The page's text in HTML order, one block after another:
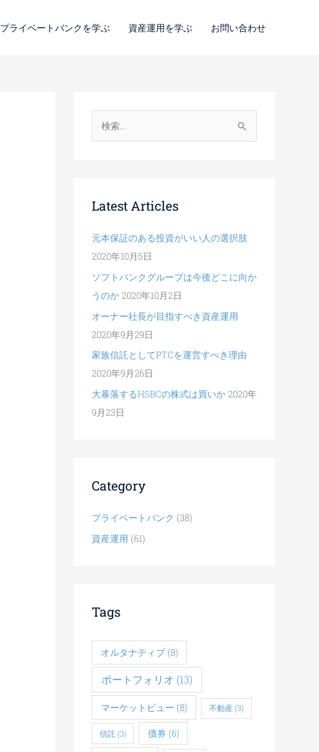
プライベートバンクを学ぶ 資産運用を学ぶ お問い合わせ
:Latest Articles
元本保証のある投資がいい人の選択肢
2020年10月5日
ソフトバンクグループは今後どこに向か
うのか 2020年10月2日
オーナー社長が目指すべき資産運用
2020年9月29日
家族信託としてPTCを運営すべき理由
2020年9月26日
大暴落するHSBCの株式は買いか 2020年
9月23日
Category
プライベートバンク (38)
資産運用 (61)
Tags
オルタナティブ(8)
ポートフォリオ (13)
マーケットビュー (8) 不動産 (3)
信託(3) 債券 (6)